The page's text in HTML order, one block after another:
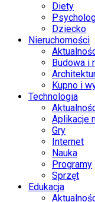
Diety
Dziecko
Nieruchomości
Budowa i
Kupno i
Technologia
Aplikacje
Gry
Internet
Nauka
Programy
Sprzęt
Edukacja